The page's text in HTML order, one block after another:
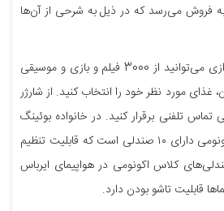
فروش می‌رسد که در ذیل به شرحی از آن‌ها
در این کلاس پروازی می‌توانید از 3000 فیلم و بازی و موسیقی
غذای مورد نظر خود را انتخاب کنید. از شارژر
تلفنی برقرار کنید. در خانواده‌ بوئینگ
۷۷۷ هر ردیف در کلاس اکونومی دارای ۱۰ صندلی است که قابلیت تنظیم
کلاس اکونومی در هواپیمای ایرباس